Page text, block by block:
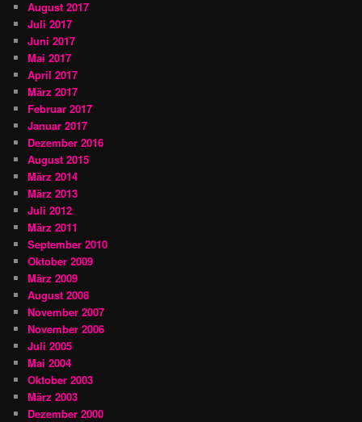
August 2017
Juli 2017
Juni 2017
Mai 2017
April 2017
März 2017
Februar 2017
Januar 2017
Dezember 2016
August 2015
März 2014
März 2013
Juli 2012
März 2011
September 2010
Oktober 2009
März 2009
August 2008
November 2007
November 2006
Juli 2005
Mai 2004
Oktober 2003
März 2003
Dezember 2000